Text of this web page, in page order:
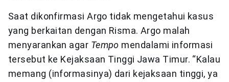
Saat dikonfirmasi Argo tidak mengetahui kasus
yang berkaitan dengan Risma. Argo malah
menyarankan agar Tempo mendalami informasi
tersebut ke Kejaksaan Tinggi Jawa Timur. “Kalau
memang (informasinya) dari kejaksaan tinggi, ya